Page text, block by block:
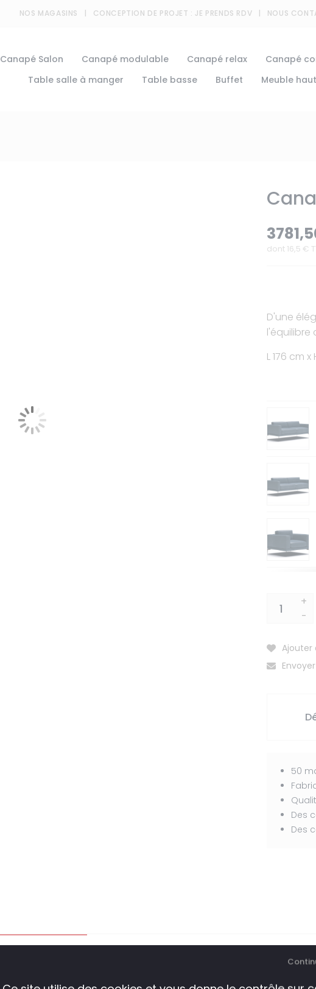
NOS MAGASINS CONCEPTION DE PROJET : JE PRENDS RDV NOUS
Canapé Salon Canapé modulable Canapé relax Canapé
Table salle à manger
Table basse Buffet Meuble haut
dont 16,5 €
D'une
l'équilibre
L 176 cm
+
-
Ajouter
50
Des
Des